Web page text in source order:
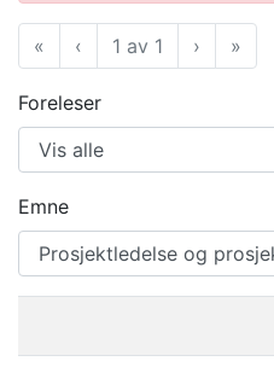
« Første
‹ Forrige
1 av 1 › Neste
»
Foreleser
Emne